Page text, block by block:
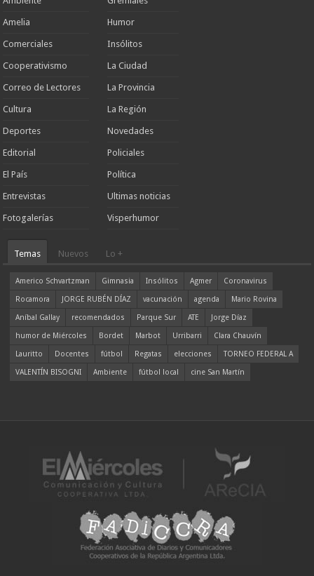
Amelia
Comerciales
Cooperativismo
Correo de Lectores
Cultura
Deportes
Editorial
El País
Entrevistas
Fotogalerías
Humor
Insólitos
La Ciudad
La Provincia
La Región
Novedades
Policiales
Política
Ultimas noticias
Visperhumor
Temas Nuevos Lo +
Americo Schvartzman Gimnasia Insólitos Agmer
Coronavirus
Rocamora
JORGE RUBÉN DÍAZ vacunación agenda
Mario Rovina
Aníbal Gallay
recomendados Parque Sur ATE
Jorge Díaz
humor de Miércoles
Bordet Marbot Urribarri
Clara Chauvín
Lauritto
Docentes fútbol Regatas elecciones
TORNEO FEDERAL A
VALENTÍN BISOGNI
Ambiente fútbol local cine San Martín